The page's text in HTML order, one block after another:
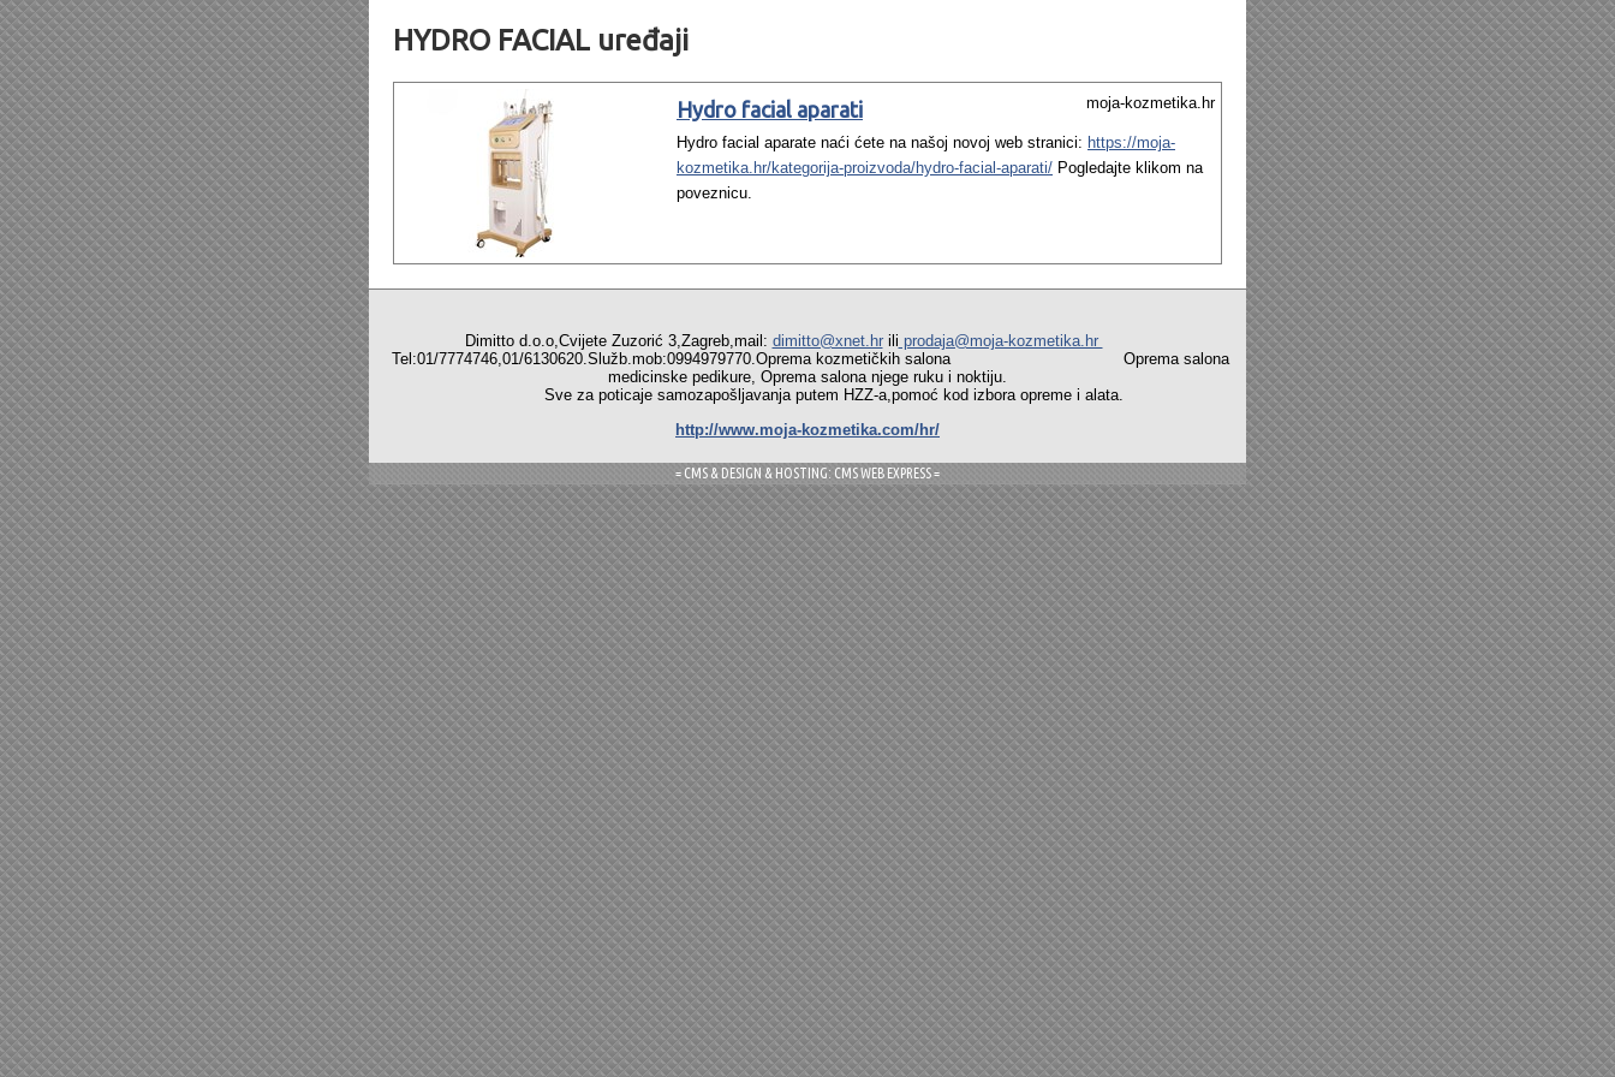
HYDRO FACIAL uređaji
Hydro facial aparati moja-kozmetika.hr
Hydro facial aparate naći ćete na našoj novoj web stranici: https://moja-
kozmetika.hr/kategorija-proizvoda/hydro-facial-aparati/ Pogledajte klikom na
poveznicu.
Dimitto d.o.o,Cvijete Zuzorić 3,Zagreb,mail: dimitto@xnet.hrili prodaja@moja-kozmetika.hr
Tel:01/7774746,01/6130620.Služb.mob:0994979770.Oprema kozmetičkih salona Oprema salona
medicinske pedikure, Oprema salona njege ruku i noktiju.
Sve za poticaje samozapošljavanja putem HZZ-a,pomoć kod izbora opreme i alata.
http://www.moja-kozmetika.com/hr/
= CMS & DESIGN & HOSTING: CMS WEB EXPRESS =